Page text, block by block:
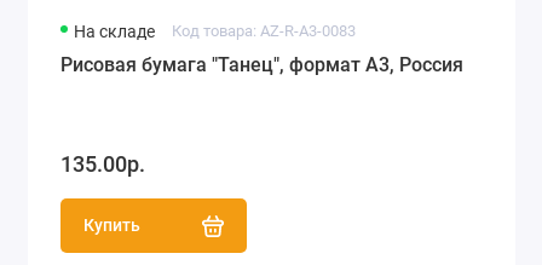
На складе Код товара: AZ-R-A3-0083
Рисовая бумага "Танец", формат А3, Россия
135.00р.
Купить